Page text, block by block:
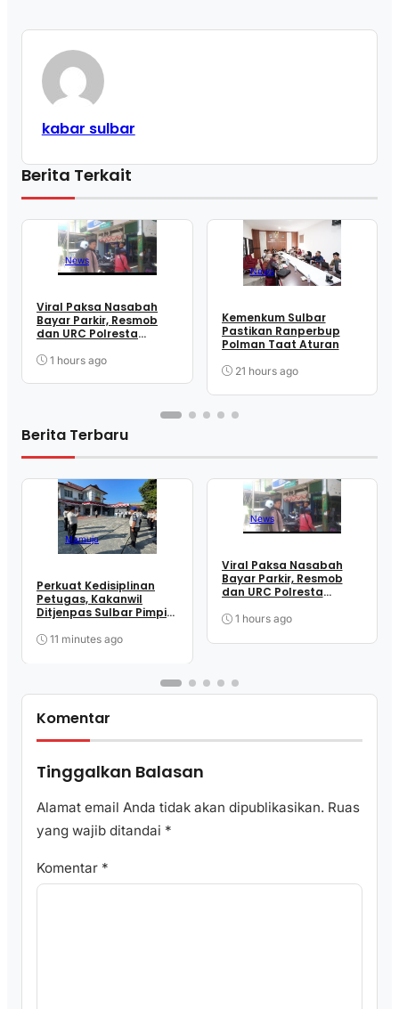
kabar sulbar
Berita Terkait
News
Viral Paksa Nasabah
Bayar Parkir, Resmob
dan URC Polresta
Juru Parkir
1 hours ago
News
Kemenkum Sulbar
Pastikan Ranperbup
Polman Taat Aturan
21 hours ago
Berita Terbaru
Mamuju
Perkuat Kedisiplinan
Petugas, Kakanwil
Ditjenpas Sulbar Pimpin
Mamuju
11 minutes ago
News
Viral Paksa Nasabah
Bayar Parkir, Resmob
dan URC Polresta
Juru Parkir
1 hours ago
Komentar
Tinggalkan Balasan
Alamat email Anda tidak akan dipublikasikan. Ruas
yang wajib ditandai *
Komentar *